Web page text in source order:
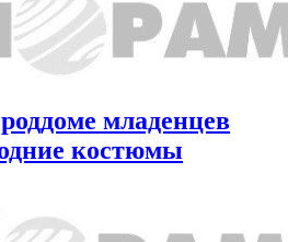
младенцев
костюмы